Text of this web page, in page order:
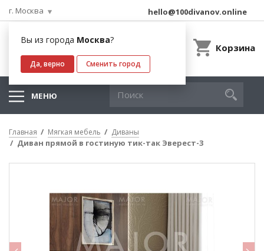
г. Москва
Вы из города Москва?
Да, верно Сменить город
hello@100divanov.online
Корзина
МЕНЮ
Главная Мягкая мебель Диваны
Диван прямой в гостиную тик-так Эверест-3